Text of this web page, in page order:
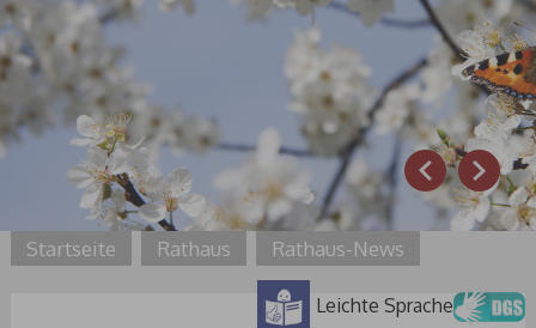
Prev Next
Startseite Rathaus Rathaus-News
Leichte Sprache